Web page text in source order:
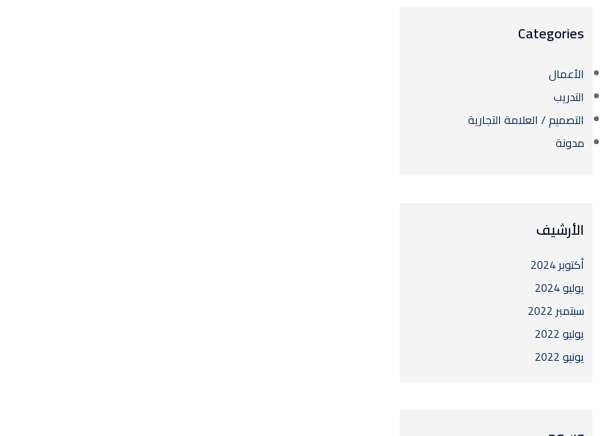
Categories
الأعمال
التدريب
التصميم / العلامة التجارية
مدونة
الأرشيف
أكتوبر 2024
يوليو 2024
سبتمبر 2022
يوليو 2022
يونيو 2022